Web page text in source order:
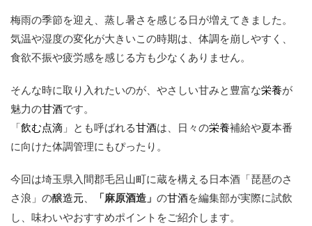
梅雨の季節を迎え、蒸し暑さを感じる日が増えてきました。
気温や湿度の変化が大きいこの時期は、体調を崩しやすく、
食欲不振や疲労感を感じる方も少なくありません。
そんな時に取り入れたいのが、やさしい甘みと豊富な栄養が
魅力の甘酒です。
「飲む点滴 」とも呼ばれる甘酒は、日々の栄養補給や夏本番
に向けた体調管理にもぴったり。
今回は埼玉県入間郡毛呂山町に蔵を構える日本酒「琵琶のさ
さ浪」の醸造元 「麻原酒造」 の甘酒を編集部が実際に試飲
し、味わいやおすすめポイントをご紹介します。